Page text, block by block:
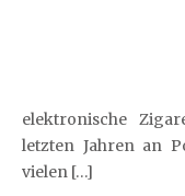
elektronische
letzten Jahren an
vielen […]